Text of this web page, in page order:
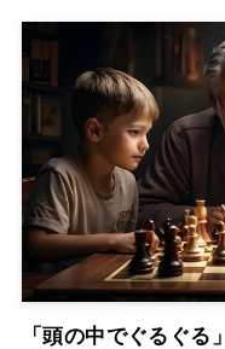
「頭の中でぐるぐ